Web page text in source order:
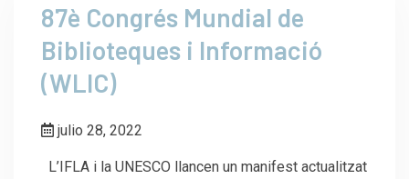
87è Congrés Mundial de
Biblioteques i Informació
(WLIC)
julio 28, 2022
L’IFLA i la UNESCO llancen un manifest actualitzat